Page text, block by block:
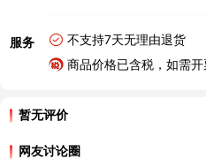
服务
不支持7天无理由退货
商品价格已含税，如需
暂无评价
网友讨论圈